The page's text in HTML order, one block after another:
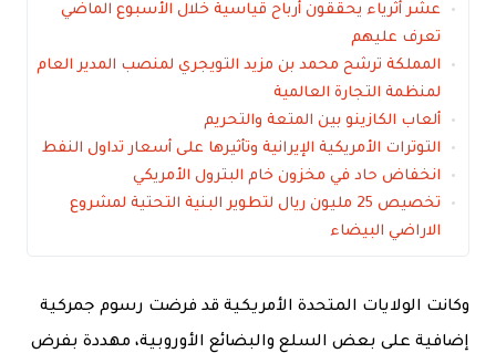
عشر أثرياء يحققون أرباح قياسية خلال الأسبوع الماضي
تعرف عليهم
المملكة ترشح محمد بن مزيد التويجري لمنصب المدير العام
لمنظمة التجارة العالمية
ألعاب الكازينو بين المتعة والتحريم
التوترات الأمريكية الإيرانية وتأثيرها على أسعار تداول النفط
انخفاض حاد في مخزون خام البترول الأمريكي
تخصيص 25 مليون ريال لتطوير البنية التحتية لمشروع
الاراضي البيضاء
وكانت الولايات المتحدة الأمريكية قد فرضت رسوم جمركية
إضافية على بعض السلع والبضائع الأوروبية، مهددة بفرض